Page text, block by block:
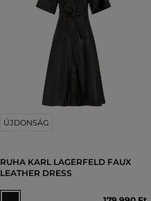
ÚJDONSÁG
RUHA KARL LAGERFELD FAUX
LEATHER DRESS